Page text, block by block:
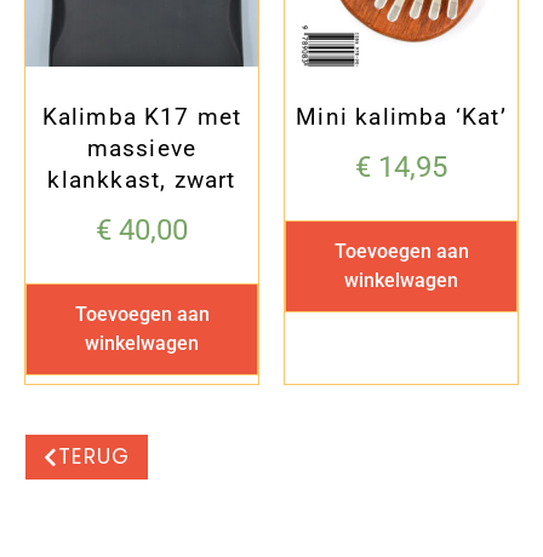
Kalimba K17 met
massieve
klankkast, zwart
€ 40,00
Toevoegen aan
winkelwagen
Mini kalimba ‘Kat’
€ 14,95
Toevoegen aan
winkelwagen
TERUG